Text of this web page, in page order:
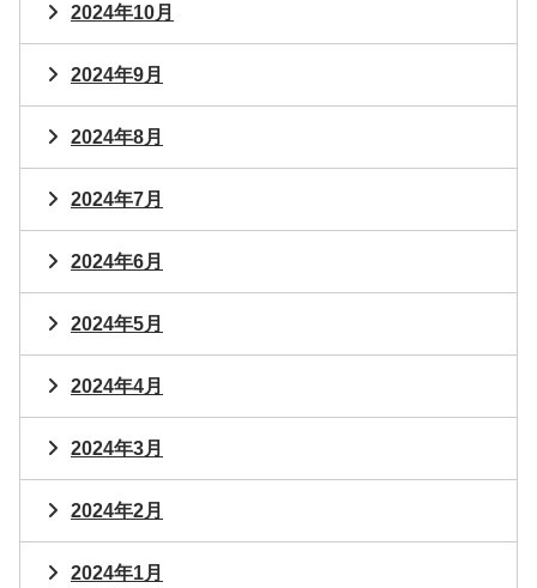
2024年10月
2024年9月
2024年8月
2024年7月
2024年6月
2024年5月
2024年4月
2024年3月
2024年2月
2024年1月